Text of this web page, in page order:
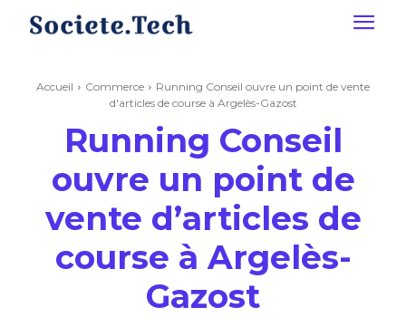
Accueil Commerce
Running Conseil ouvre un point de vente
d'articles de course à Argelès-Gazost
Running Conseil
ouvre un point de
vente d’articles de
course à Argelès-
Gazost